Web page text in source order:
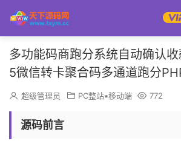
多功能码商跑分系统自动确认
5微信转卡聚合码多通道跑分
超级管理员 PC整站▪移动端 772
源码前言